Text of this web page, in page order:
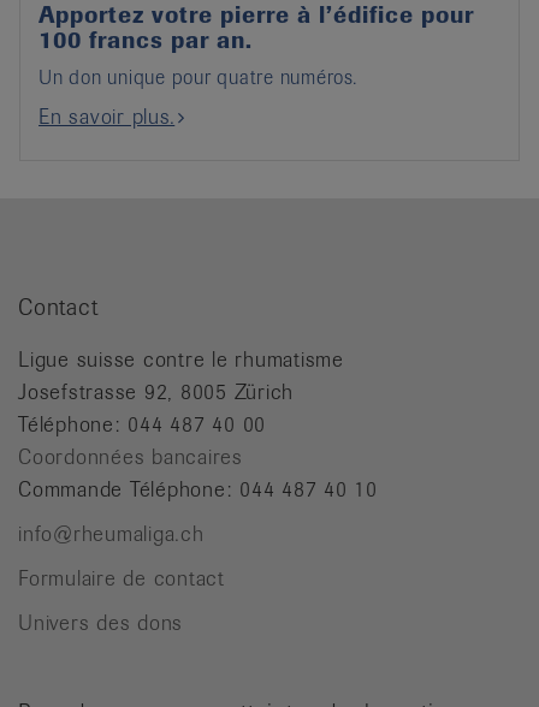
Apportez votre pierre à l’édifice pour
100 francs par an.
Un don unique pour quatre numéros.
En savoir plus.
Contact
Ligue suisse contre le rhumatisme
Josefstrasse 92, 8005 Zürich
Téléphone: 044 487 40 00
Coordonnées bancaires
Commande Téléphone: 044 487 40 10
info@rheumaliga.ch
Formulaire de contact
Univers des dons